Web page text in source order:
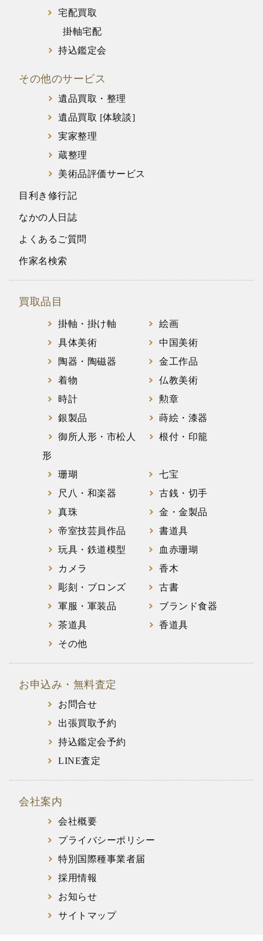
宅配買取
掛軸宅配
持込鑑定会
その他のサービス
遺品買取・整理
遺品買取 [体験談]
実家整理
蔵整理
美術品評価サービス
目利き修行記
なかの人日誌
よくあるご質問
作家名検索
買取品目
掛軸・掛け軸
絵画
具体美術
中国美術
陶器・陶磁器
金工作品
着物
仏教美術
時計
勲章
銀製品
蒔絵・漆器
御所人形・市松人
形
根付・印籠
珊瑚
七宝
尺八・和楽器
古銭・切手
真珠
金・金製品
帝室技芸員作品
書道具
玩具・鉄道模型
血赤珊瑚
カメラ
香木
彫刻・ブロンズ
古書
軍服・軍装品
ブランド食器
茶道具
香道具
その他
お申込み・無料査定
お問合せ
出張買取予約
持込鑑定会予約
LINE査定
会社案内
会社概要
プライバシーポリシー
特別国際種事業者届
採用情報
お知らせ
サイトマップ